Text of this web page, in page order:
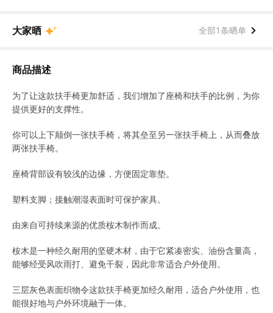
大家晒 全部1条晒单
商品描述
为了让这款扶手椅更加舒适，我们增加了座椅和扶手的比例，为你
提供更好的支撑性。
你可以上下颠倒一张扶手椅，将其垒至另一张扶手椅上，从而叠放
两张扶手椅。
座椅背部设有较浅的边缘，方便固定靠垫。
塑料支脚；接触潮湿表面时可保护家具。
由来自可持续来源的优质桉木制作而成。
桉木是一种经久耐用的坚硬木材，由于它紧凑密实、油份含量高，
能够经受风吹雨打、避免干裂，因此非常适合户外使用。
三层灰色表面织物令这款扶手椅更加经久耐用，适合户外使用，也
能很好地与户外环境融于一体。